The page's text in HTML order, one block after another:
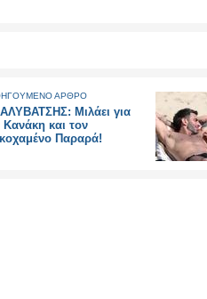
ΑΡΘΡΟ
Μιλάει για
Κανάκη και τον
Παραρά!